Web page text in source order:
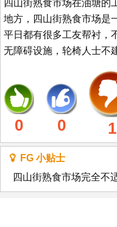
四山街熟食市场在油塘的
地方，四山街熟食市场是
平日都有很多工友帮衬，
无障碍设施，轮椅人士不
0 0 1
FG 小贴士
四山街熟食市场完全不